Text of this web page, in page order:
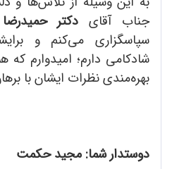
جناب آقای دکتر
سپاسگزاری می‌کنم و
شادکامی دارم؛ امیدوارم
بهره‌مندی نظرات ایشان با
دوستدار شما: مجید حکمت